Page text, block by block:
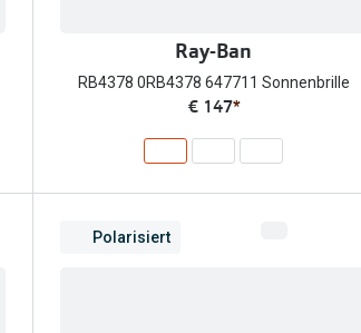
Ray-Ban
RB4378 0RB4378 647711 Sonnenbrille
€ 147*
Polarisiert